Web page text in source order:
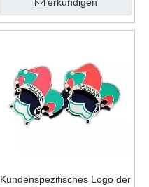
Legierungs-Karnevals-
Revers-Stift
Kundenspezifisches Logo der